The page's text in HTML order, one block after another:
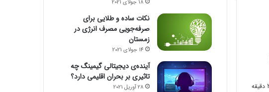
18 جولای 2021
نکات ساده و طلایی برای
صرفه‌جویی مصرف انرژی در
زمستان
14 جولای 2021
آینده‌ی دیجیتالی گیمینگ چه
تاثیری بر بحران اقلیمی دارد؟
28 آوریل 2021